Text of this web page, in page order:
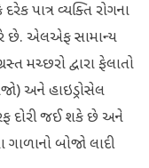
પાત્ર વ્યક્તિ રોગના
છે. એલએફ સામાન્ય
મચ્છરો દ્વારા ફેલાતો
અને હાઇડ્રોસેલ
દોરી જઈ શકે છે અને
બોજો લાદી